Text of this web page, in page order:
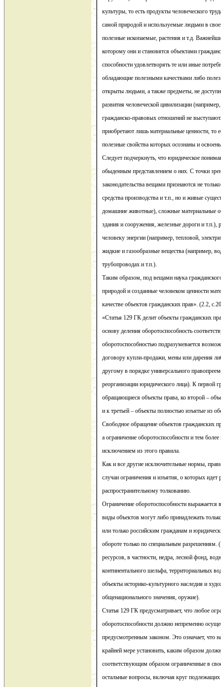
культуры, то есть продукты человеческого
самой природой и используемые людьми в
полезные ископаемые, растения и т.д.
которому они и становятся объектами
способности удовлетворять те или иные
обладающие полезными качествами либо
открыты людьми, а также предметы, не
развития человеческой цивилизации
гражданско-правовых отношений не
приобретают лишь материальные ценности, то
полезные свойства которых осознаны и
Следует подчеркнуть, что юридическое
обыденным представлением о них. С точки
законодательства вещами признаются не
средства производства и т.п., но и живые
домашние животные), сложные материальные
здания и сооружения, железные дороги и т.п.),
человеку энергии (например, тепловой,
жидкие и газообразные вещества (например,
трубопроводах и т.п.).
Таким образом, под вещами наука
природой и созданные человеком ценности
качестве объектов гражданских прав». (2.2,
«Статья 129 ГК делит объекты гражданских
основу деления оборотоспособность
оборотоспособностью подразумевается
договору купли-продажи, мены или дарения
другому в порядке универсального
реорганизации юридического лица). К первой
обращающиеся объекты права, ко второй –
и к третьей – объекты полностью изъятые из
Свободное обращение объектов гражданских
а ограничение оборотоспособности и тем
исключением из этого правила.
Как и все другие исключительные нормы,
случаи ограничения и изъятия, о которых идет
распространительному толкованию.
Ограничение оборотоспособности выражается
виды объектов могут либо принадлежать
или только российским гражданам и
обороте только по специальным
ресурсов, в частности, недра, лесной фонд,
континентального шельфа, территориальных
объекты историко-культурного наследия и
общенационального значения, оружие).
Статья 129 ГК предусматривает, что любое
оборотоспособности должно непременно
предусмотренным законом. Это означает, что
крайней мере установить, каким образом
соответствующим образом ограниченные в
остальные вопросы, включая круг